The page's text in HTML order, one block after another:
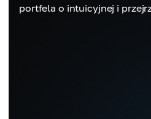
portfela o intuicyjnej i